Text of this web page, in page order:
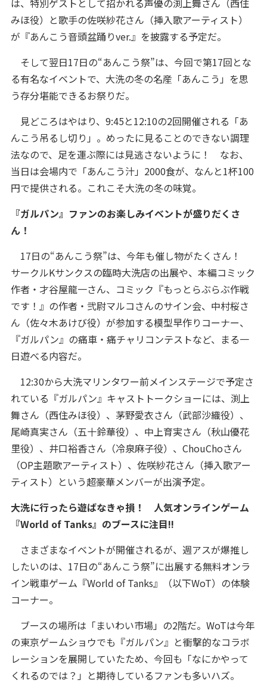
は、特別ゲストとして招かれる声優の渕上舞さん（西住
みほ役）と歌手の佐咲紗花さん（挿入歌アーティスト）
が『あんこう音頭盆踊りver.』を披露する予定だ。
そして翌日17日の“あんこう祭”は、今回で第17回とな
る有名なイベントで、大洗の冬の名産「あんこう」を思
う存分堪能できるお祭りだ。
見どころはやはり、9:45と12:10の2回開催される「あ
んこう吊るし切り」。めったに見ることのできない調理
法なので、足を運ぶ際には見逃さないように！ なお、
当日は会場内で「あんこう汁」2000食が、なんと1杯100
円で提供される。これこそ大洗の冬の味覚。
『ガルパン』ファンのお楽しみイベントが盛りだくさ
ん！
17日の“あんこう祭”は、今年も催し物がたくさん！
サークルKサンクスの臨時大洗店の出展や、本編コミック
作者・才谷屋龍一さん、コミック『もっとらぶらぶ作戦
です！』の作者・弐尉マルコさんのサイン会、中村桜さ
ん（佐々木あけび役）が参加する模型早作りコーナー、
『ガルパン』の痛車・痛チャリコンテストなど、まる一
日遊べる内容だ。
12:30から大洗マリンタワー前メインステージで予定さ
れている『ガルパン』キャストトークショーには、渕上
舞さん（西住みほ役）、茅野愛衣さん（武部沙織役）、
尾崎真実さん（五十鈴華役）、中上育実さん（秋山優花
里役）、井口裕香さん（冷泉麻子役）、ChouChoさん
（OP主題歌アーティスト）、佐咲紗花さん（挿入歌アー
ティスト）という超豪華メンバーが出演予定。
大洗に行ったら遊ばなきゃ損！ 人気オンラインゲーム
『World of Tanks』のブースに注目!!
さまざまなイベントが開催されるが、週アスが爆推し
したいのは、17日の“あんこう祭”に出展する無料オンラ
イン戦車ゲーム『World of Tanks』（以下WoT）の体験
コーナー。
ブースの場所は「まいわい市場」の2階だ。WoTは今年
の東京ゲームショウでも『ガルパン』と衝撃的なコラボ
レーションを展開していたため、今回も「なにかやって
くれるのでは？」と期待しているファンも多いハズ。